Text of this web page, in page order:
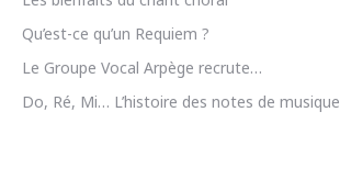
Qu’est-ce qu’un Requiem ?
Le Groupe Vocal Arpège recrute…
Do, Ré, Mi… L’histoire des notes de musique